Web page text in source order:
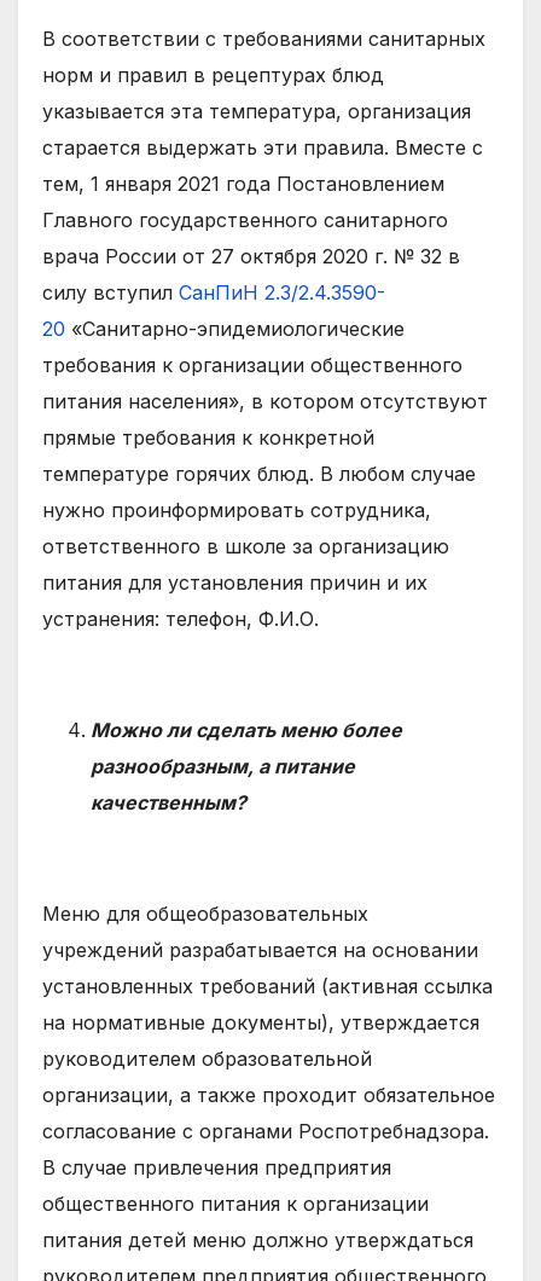
В соответствии с требованиями санитарных
норм и правил в рецептурах блюд
указывается эта температура, организация
старается выдержать эти правила. Вместе с
тем, 1 января 2021 года Постановлением
Главного государственного санитарного
врача России от 27 октября 2020 г. № 32 в
силу вступил СанПиН 2.3/2.4.3590-
20 «Санитарно-эпидемиологические
требования к организации общественного
питания населения», в котором отсутствуют
прямые требования к конкретной
температуре горячих блюд. В любом случае
нужно проинформировать сотрудника,
ответственного в школе за организацию
питания для установления причин и их
устранения: телефон, Ф.И.О.
Можно ли сделать меню более
разнообразным, а питание
качественным?
Меню для общеобразовательных
учреждений разрабатывается на основании
установленных требований (активная ссылка
на нормативные документы), утверждается
руководителем образовательной
организации, а также проходит обязательное
согласование с органами Роспотребнадзора.
В случае привлечения предприятия
общественного питания к организации
питания детей меню должно утверждаться